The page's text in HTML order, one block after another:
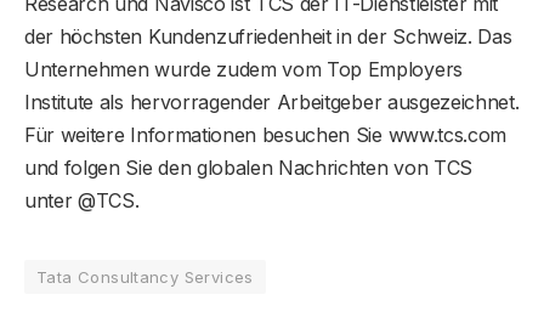
der höchsten Kundenzufriedenheit in der Schweiz. Das
Unternehmen wurde zudem vom Top Employers
Institute als hervorragender Arbeitgeber ausgezeichnet.
Für weitere Informationen besuchen Sie www.tcs.com
und folgen Sie den globalen Nachrichten von TCS
unter @TCS.
Tata Consultancy Services